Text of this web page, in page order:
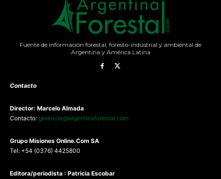
Fuente de información forestal, foresto-industrial y ambiental de
Argentina y América Latina
Contacto
Director: Marcelo Almada
Contacto: gerencia@argentinaforestal.com
Grupo Misiones Online.Com SA
Tel: +54 (0376) 4425800
Editora/periodista : Patricia Escobar